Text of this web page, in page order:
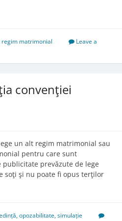
regim matrimonial
Leave a
convenţiei
un alt regim matrimonial sau
pentru care sunt
prevăzute de lege
soţi şi nu poate fi opus terţilor
,opozabilitate,simulație